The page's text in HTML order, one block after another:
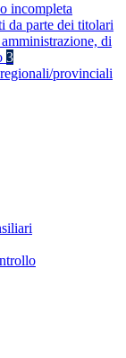
incompleta
da parte dei titolari
di
3
provinciali